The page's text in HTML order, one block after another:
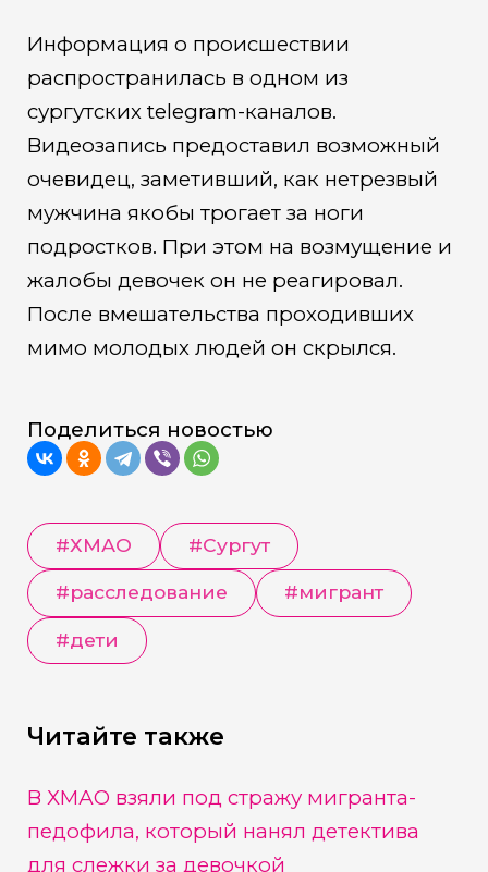
Информация о происшествии
распространилась в одном из
сургутских telegram-каналов.
Видеозапись предоставил возможный
очевидец, заметивший, как нетрезвый
мужчина якобы трогает за ноги
подростков. При этом на возмущение и
жалобы девочек он не реагировал.
После вмешательства проходивших
мимо молодых людей он скрылся.
Поделиться новостью
#ХМАО #Сургут
#расследование #мигрант
#дети
Читайте также
В ХМАО взяли под стражу мигранта-
педофила, который нанял детектива
для слежки за девочкой